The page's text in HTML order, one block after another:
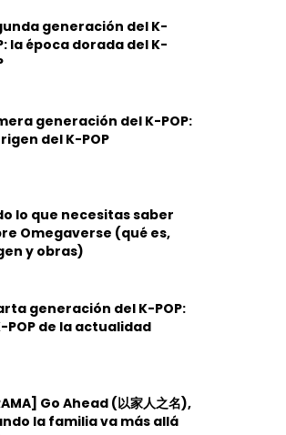
generación del K-
la época dorada del K-
generación del K-POP:
del K-POP
lo que necesitas saber
Omegaverse (qué es,
y obras)
generación del K-POP:
POP de la actualidad
Go Ahead (以家人之名),
la familia va más allá